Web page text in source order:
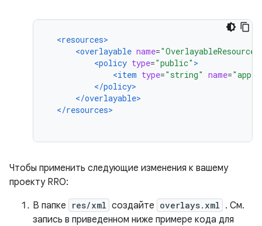
<resources>
<overlayable name=
<policy type="public" >
<item type="string" name=
</policy>
</overlayable>
</resources>
Чтобы применить следующие изменения к вашему
проекту RRO:
В папке
res/xml создайте overlays.xml . См.
запись в приведенном ниже примере кода для